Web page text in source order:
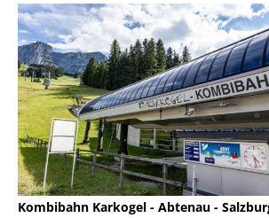
Kombibahn Karkogel - Abtenau -